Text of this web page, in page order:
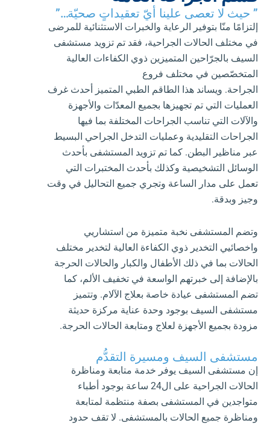
” حيث لا تعصى علينا أيّ تعقيداتٍ صحيّة…”
إلتزامًا منّا بتوفير الرعاية والخبرات الاستثنائية للمرضى
في مختلف الحالات الجراحية، فقد تم تزويد مستشفى
السيف بالجرّاحين المتميزين ذوي الكفاءات العالية
المتخصّصين في مختلف فروع
الجراحة. ويساند هذا الطاقم الطبي المتميز أحدث غرف
العمليات التي تم تجهيزها بجميع المعدّات والأجهزة
والآلات التي تناسب الجراحات المختلفة بما فيها
الجراحات التقليدية وعمليات التدخل الجراحي البسيط
عبر مناظير البطن. كما تم تزويد المستشفى بأحدث
الوسائل التشخيصية وكذلك بأحدث المختبرات التي
تعمل على مدار الساعة وتجري جميع التحاليل في وقت
وجيز وبدقة.
وتضم المستشفى نخبة متميزة من استشاريي
واخصائيي التخدير ذوي الكفاءة العالية لتخدير مختلف
الحالات بما في ذلك الأطفال والكبار والحالات الحرجة
بالإضافة إلى خبرتهم الواسعة في تخفيف الألم، كما
تضم المستشفى عيادة خاصة بعلاج الآلام. وتتميز
مستشفى السيف بوجود وحدة عناية مركزة حديثة
مزودة بجميع الأجهزة لعلاج ومتابعة الحالات الحرجة.
مستشفى السيف ومسيرة التقدُّم
إن مستشفى السيف يوفر خدمة متابعة ومناظرة
الحالات الجراحية على ال24 ساعة بوجود أطباء
متواجدين في المستشفى بصفة منتظمة لمتابعة
ومناظرة جميع الحالات بالمستشفى. لا تقف حدود